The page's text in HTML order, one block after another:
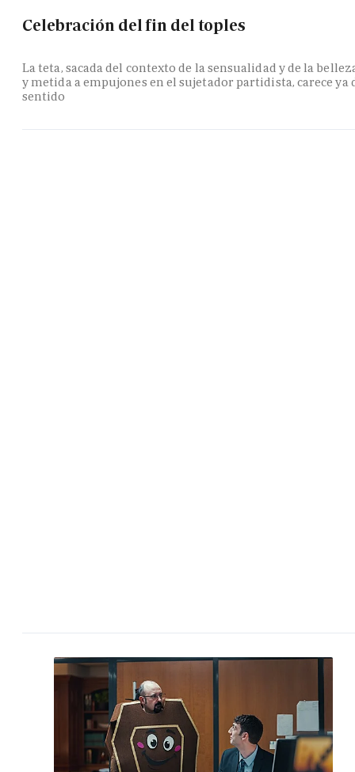
Celebración del fin del toples
La teta, sacada del contexto de la sensualidad y de la
y metida a empujones en el sujetador partidista, carece ya
sentido